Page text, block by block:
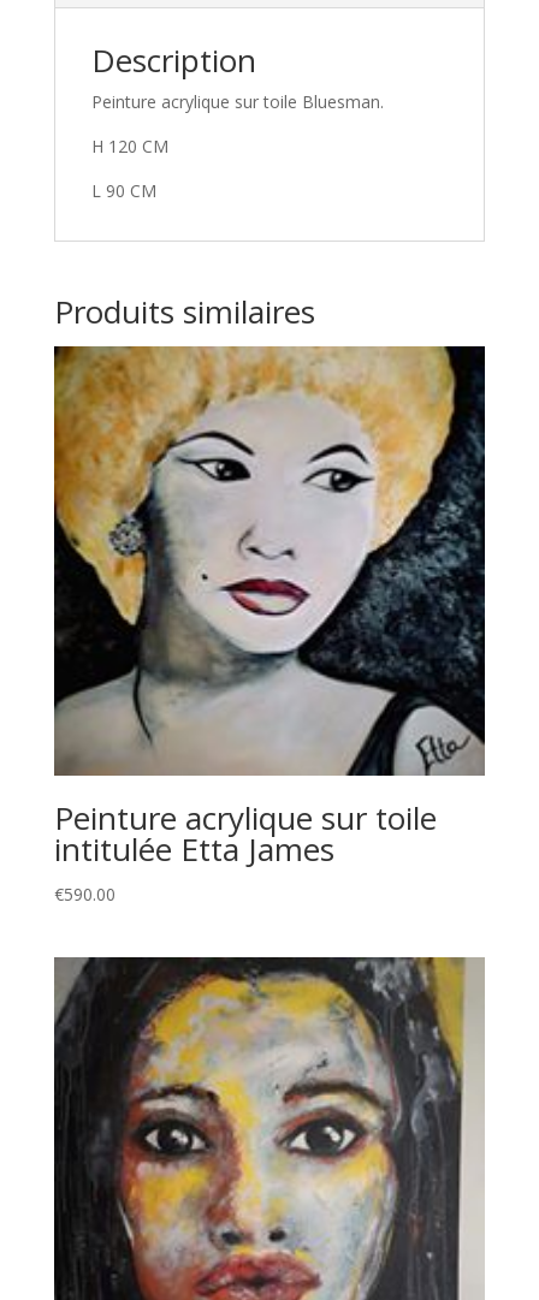
Description
Peinture acrylique sur toile Bluesman.
H 120 CM
L 90 CM
Produits similaires
Peinture acrylique sur toile
intitulée Etta James
€590.00